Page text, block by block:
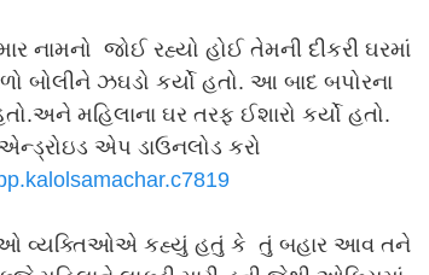
નામનો જોઈ રહ્યો હોઈ તેમની દીકરી ઘરમાં
બોલીને ઝઘડો કર્યો હતો. આ બાદ બપોરના
મહિલાના ઘર તરફ ઈશારો કર્યો હતો.
એપ ડાઉનલોડ કરો
kalolsamachar.c7819
વ્યક્તિઓએ કહ્યું હતું કે તું બહાર આવ તને